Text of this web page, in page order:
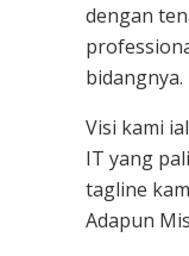
dengan
bidangnya.
Visi kami
IT yang
tagline
Adapun